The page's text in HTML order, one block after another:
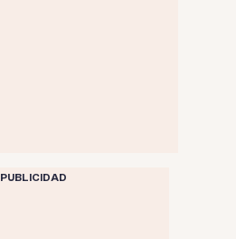
PUBLICIDAD